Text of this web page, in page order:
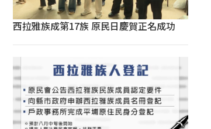
西拉雅族成第17族 原民日慶賀正名成功